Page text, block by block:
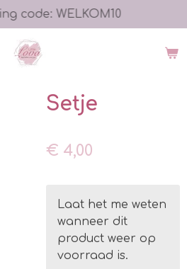
code: WELKOM10
Setje
€ 4,00
Laat het me weten
wanneer dit
product weer op
voorraad is.